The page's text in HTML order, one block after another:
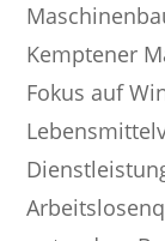
Kemptener
Fokus auf